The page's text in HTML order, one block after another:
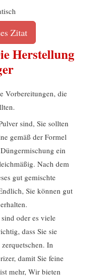
Zitat
Herstellung
Vorbereitungen, die
sind, Sie sollten
gemäß der Formel
ein
Nach dem
gut gemischte
Sie können gut
oder es viele
dass Sie sie
In
damit Sie feine
mehr, Wir bieten